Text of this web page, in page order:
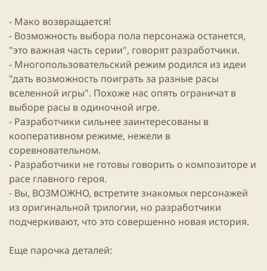
- Мако возвращается!
- Возможность выбора пола персонажа останется,
"это важная часть серии", говорят разработчики.
- Многопользовательский режим родился из идеи
"дать возможность поиграть за разные расы
вселенной игры". Похоже нас опять ограничат в
выборе расы в одиночной игре.
- Разработчики сильнее заинтересованы в
кооперативном режиме, нежели в
соревновательном.
- Разработчики не готовы говорить о композиторе и
расе главного героя.
- Вы, ВОЗМОЖНО, встретите знакомых персонажей
из оригинальной трилогии, но разработчики
подчеркивают, что это совершенно новая история.
Еще парочка деталей: